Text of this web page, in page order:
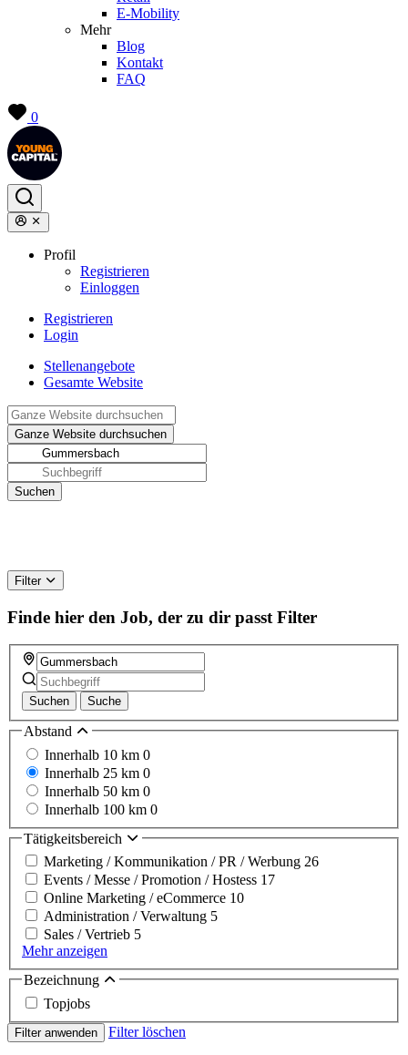
E-Mobility
Mehr
Blog
Kontakt
FAQ
0
Profil
Registrieren
Einloggen
Registrieren
Login
Stellenangebote
Gesamte Website
Filter
Finde hier den Job, der zu dir passt Filter
Suchen Suche
Abstand
Innerhalb 10 km 0
Innerhalb 25 km 0
Innerhalb 50 km 0
Innerhalb 100 km 0
Tätigkeitsbereich
Marketing / Kommunikation / PR / Werbung 26
Events / Messe / Promotion / Hostess 17
Online Marketing / eCommerce 10
Administration / Verwaltung 5
Sales / Vertrieb 5
Mehr anzeigen
Bezeichnung
Topjobs
Filter anwenden Filter löschen